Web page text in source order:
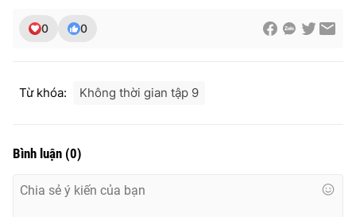
0 0
Từ khóa: Không thời gian tập 9
Bình luận (0)